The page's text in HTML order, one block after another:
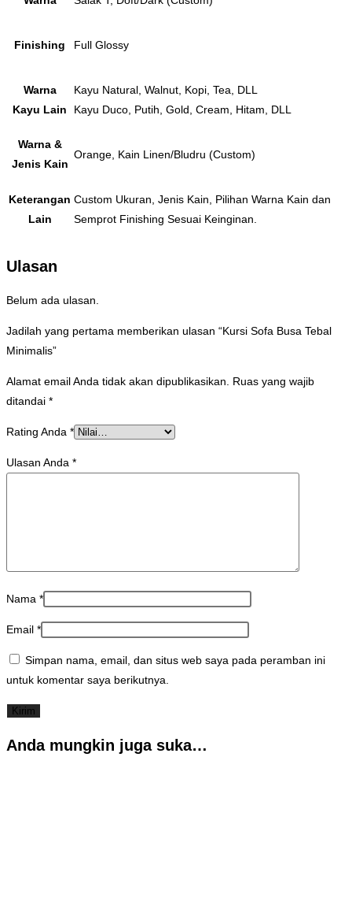
Finishing Full Glossy
Warna
Kayu Lain
Kayu Natural, Walnut, Kopi, Tea, DLL
Kayu Duco, Putih, Gold, Cream, Hitam, DLL
Warna &
Jenis Kain
Orange, Kain Linen/Bludru (Custom)
Keterangan
Lain
Custom Ukuran, Jenis Kain, Pilihan Warna Kain dan
Semprot Finishing Sesuai Keinginan.
Ulasan
Belum ada ulasan.
Jadilah yang pertama memberikan ulasan “Kursi Sofa Busa Tebal
Minimalis”
Alamat email Anda tidak akan dipublikasikan.
Ruas yang wajib
ditandai *
Rating Anda *
Ulasan Anda *
Nama *
Email *
Simpan nama, email, dan situs web saya pada peramban ini
untuk komentar saya berikutnya.
Anda mungkin juga suka…